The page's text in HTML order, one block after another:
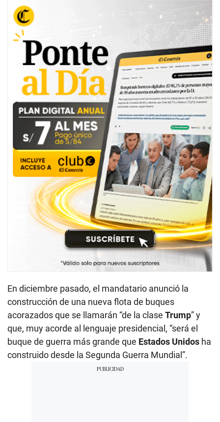
En diciembre pasado, el mandatario anunció la
construcción de una nueva flota de buques
acorazados que se llamarán “de la clase Trump” y
que, muy acorde al lenguaje presidencial, “será el
buque de guerra más grande que Estados Unidos ha
construido desde la Segunda Guerra Mundial”.